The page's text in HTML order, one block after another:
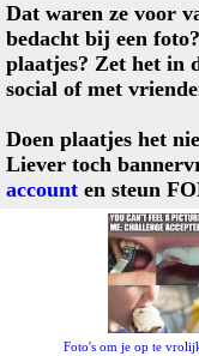
Dat waren ze voor
bedacht bij een
plaatjes? Zet het in
social of met
Doen plaatjes het
Liever toch
account en steun
Foto's om je op te